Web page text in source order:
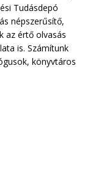
Tudásdepó
népszerűsítő,
az értő olvasás
is. Számítunk
könyvtáros